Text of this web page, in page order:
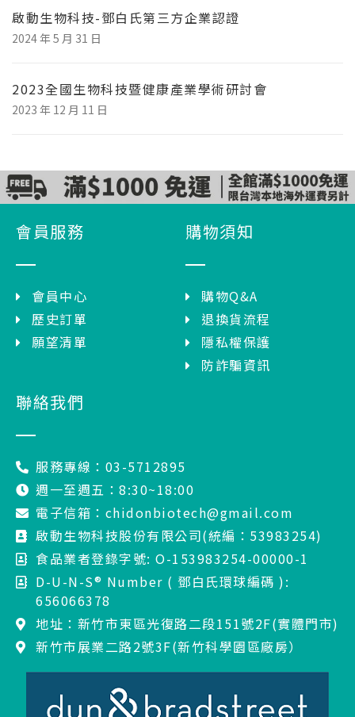
啟動生物科技-鄧白氏第三方企業認證
2024 年 5 月 31 日
2023全國生物科技暨健康產業學術研討會
2023 年 12 月 11 日
會員服務
會員中心
歷史訂單
願望清單
購物須知
購物Q&A
退換貨流程
隱私權保護
防詐騙資訊
聯絡我們
服務專線：03-5712895
週一至週五：8:30~18:00
電子信箱：chidonbiotech@gmail.com
啟動生物科技股份有限公司(統編：53983254)
食品業者登錄字號: O-153983254-00000-1
D-U-N-S® Number ( 鄧白氏環球編碼 ):
656066378
地址：新竹市東區光復路二段151號2F(實體門市)
新竹市展業二路2號3F(新竹科學園區廠房）